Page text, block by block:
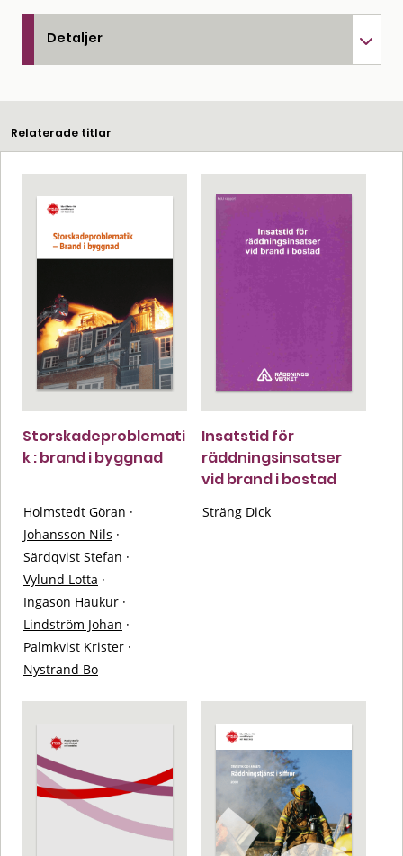
Detaljer
Relaterade titlar
Storskadeproblemati
k : brand i byggnad
Holmstedt Göran ·
Johansson Nils ·
Särdqvist Stefan ·
Vylund Lotta ·
Ingason Haukur ·
Lindström Johan ·
Palmkvist Krister ·
Nystrand Bo
Insatstid för
räddningsinsatser
vid brand i bostad
Sträng Dick